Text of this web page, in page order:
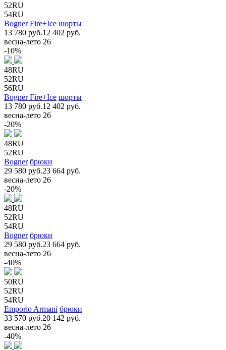
52RU
54RU
Bogner Fire+Ice шорты
13 780 руб.12 402 руб.
весна-лето 26
-10%
48RU
52RU
56RU
Bogner Fire+Ice шорты
13 780 руб.12 402 руб.
весна-лето 26
-20%
48RU
52RU
Bogner брюки
29 580 руб.23 664 руб.
весна-лето 26
-20%
48RU
52RU
54RU
Bogner брюки
29 580 руб.23 664 руб.
весна-лето 26
-40%
50RU
52RU
54RU
Emporio Armani брюки
33 570 руб.20 142 руб.
весна-лето 26
-40%